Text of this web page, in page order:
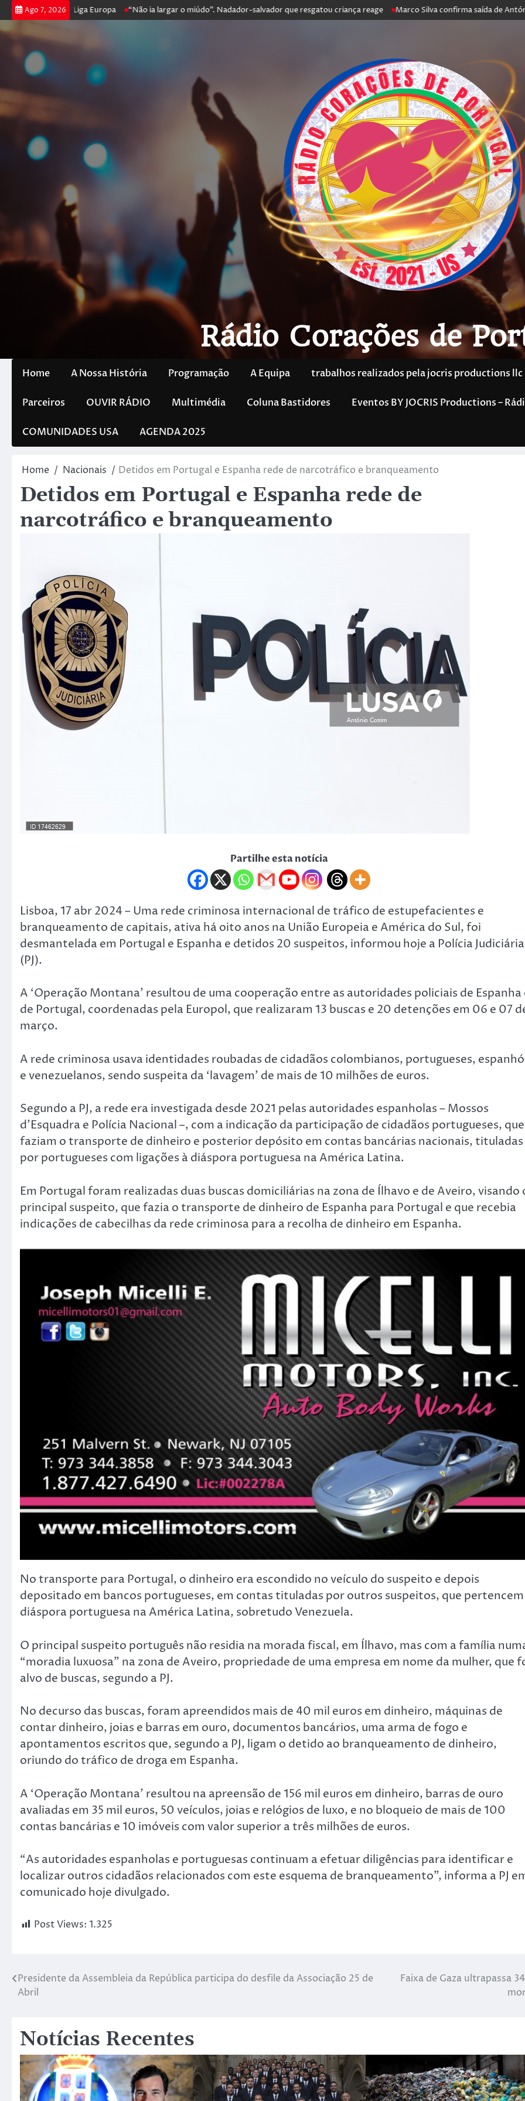
Ago 7, 2026
na Liga Europa “Não ia largar o miúdo”. Nadador-salvador que resgatou criança reage Marco Silva confirma saída de António
Rádio Corações de
Home A Nossa História Programação A Equipa trabalhos realizados pela jocris productions llc
Parceiros OUVIR RÁDIO Multimédia Coluna Bastidores Eventos BY JOCRIS Productions –
COMUNIDADES USA AGENDA 2025
Home Nacionais Detidos em Portugal e Espanha rede de narcotráfico e branqueamento
Detidos em Portugal e Espanha rede de
narcotráfico e branqueamento
Partilhe esta notícia
Lisboa, 17 abr 2024 – Uma rede criminosa internacional de tráfico de estupefacientes e
branqueamento de capitais, ativa há oito anos na União Europeia e América do Sul, foi
desmantelada em Portugal e Espanha e detidos 20 suspeitos, informou hoje a Polícia Judiciária
(PJ).
A ‘Operação Montana’ resultou de uma cooperação entre as autoridades policiais de Espanha
de Portugal, coordenadas pela Europol, que realizaram 13 buscas e 20 detenções em 06 e 07
março.
A rede criminosa usava identidades roubadas de cidadãos colombianos, portugueses,
e venezuelanos, sendo suspeita da ‘lavagem’ de mais de 10 milhões de euros.
Segundo a PJ, a rede era investigada desde 2021 pelas autoridades espanholas – Mossos
d’Esquadra e Polícia Nacional –, com a indicação da participação de cidadãos portugueses, que
faziam o transporte de dinheiro e posterior depósito em contas bancárias nacionais, tituladas
por portugueses com ligações à diáspora portuguesa na América Latina.
Em Portugal foram realizadas duas buscas domiciliárias na zona de Ílhavo e de Aveiro, visando
principal suspeito, que fazia o transporte de dinheiro de Espanha para Portugal e que recebia
indicações de cabecilhas da rede criminosa para a recolha de dinheiro em Espanha.
No transporte para Portugal, o dinheiro era escondido no veículo do suspeito e depois
depositado em bancos portugueses, em contas tituladas por outros suspeitos, que
diáspora portuguesa na América Latina, sobretudo Venezuela.
O principal suspeito português não residia na morada fiscal, em Ílhavo, mas com a família
“moradia luxuosa” na zona de Aveiro, propriedade de uma empresa em nome da mulher, que
alvo de buscas, segundo a PJ.
No decurso das buscas, foram apreendidos mais de 40 mil euros em dinheiro, máquinas de
contar dinheiro, joias e barras em ouro, documentos bancários, uma arma de fogo e
apontamentos escritos que, segundo a PJ, ligam o detido ao branqueamento de dinheiro,
oriundo do tráfico de droga em Espanha.
A ‘Operação Montana’ resultou na apreensão de 156 mil euros em dinheiro, barras de ouro
avaliadas em 35 mil euros, 50 veículos, joias e relógios de luxo, e no bloqueio de mais de 100
contas bancárias e 10 imóveis com valor superior a três milhões de euros.
“As autoridades espanholas e portuguesas continuam a efetuar diligências para identificar e
localizar outros cidadãos relacionados com este esquema de branqueamento”, informa a PJ
comunicado hoje divulgado.
Post Views: 1.325
Presidente da Assembleia da República participa do desfile da Associação 25 de
Abril
Faixa de Gaza ultrapassa
Notícias Recentes